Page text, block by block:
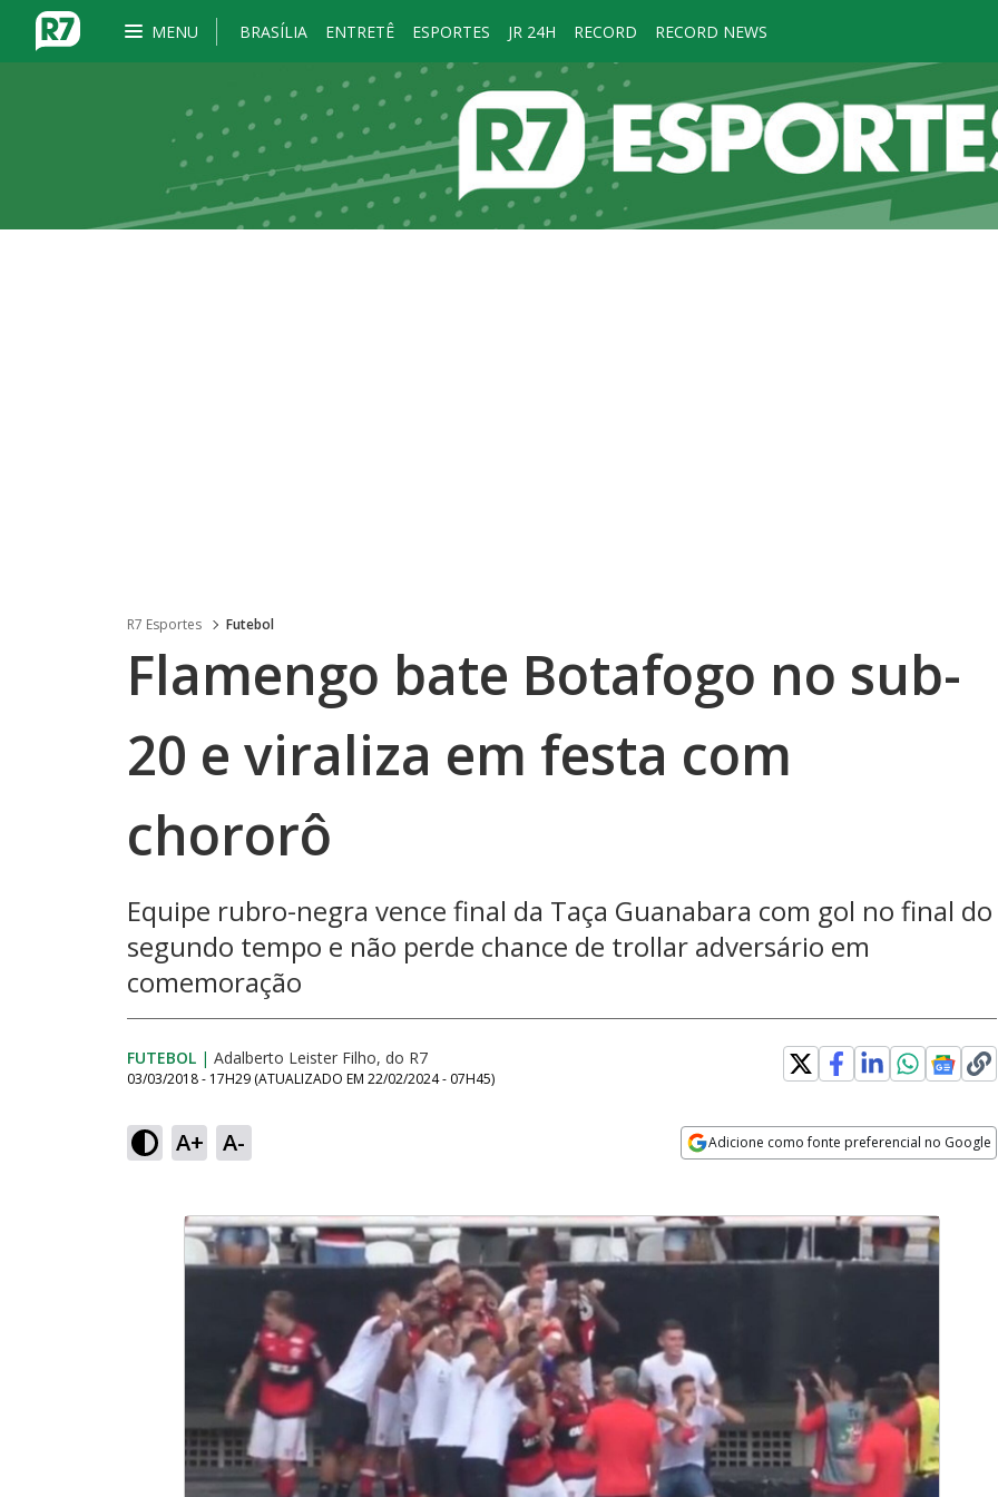
MENU BRASÍLIA ENTRETÊ ESPORTES JR 24H RECORD RECORD NEWS
R7 Esportes Futebol
Flamengo bate Botafogo no sub-
20 e viraliza em festa com
chororô
Equipe rubro-negra vence final da Taça Guanabara com gol no final do
segundo tempo e não perde chance de trollar adversário em
comemoração
FUTEBOL | Adalberto Leister Filho, do R7
03/03/2018 - 17H29 (ATUALIZADO EM 22/02/2024 - 07H45)
A+ A- Adicione como fonte preferencial no Google